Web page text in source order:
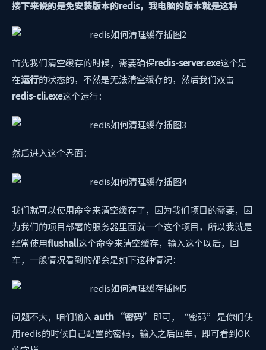
接下来说的是免安装版本的redis，我电脑的版本就是这种
首先我们清空缓存的时候，需要确保redis-server.exe这个是
在运行的状态的，不然是无法清空缓存的，然后我们双击
redis-cli.exe这个运行：
然后进入这个界面：
我们就可以使用命令来清空缓存了，因为我们项目的需要，因
为我们的项目部署的服务器里面就一个这个项目，所以我就是
经常使用flushall这个命令来清空缓存，输入这个以后，回
车，一般情况看到的都会是如下这种情况：
问题不大，咱们输入 auth “密码” 即可，“密码” 是你们使
用redis的时候自己配置的密码，输入之后回车，即可看到OK